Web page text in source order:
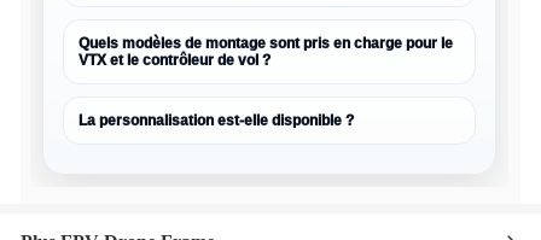
Quels modèles de montage sont pris en charge pour le
VTX et le contrôleur de vol ?
La personnalisation est-elle disponible ?